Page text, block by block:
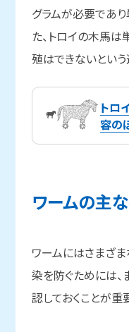
グラムが必要であ
た、トロイの木馬
殖はできないという
トロ
容の
ワームの主な
ワームにはさまざ
染を防ぐためには
認しておくことが重